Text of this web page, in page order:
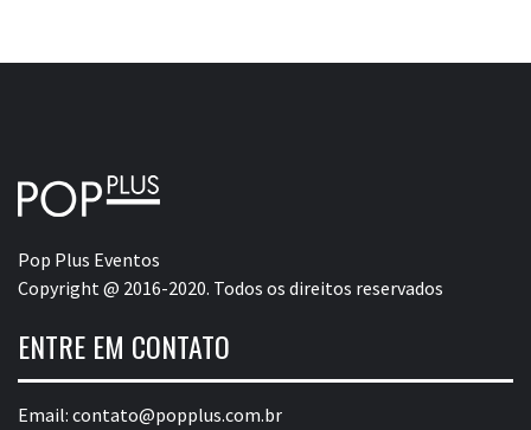
Pop Plus Eventos
Copyright @ 2016-2020. Todos os direitos reservados
ENTRE EM CONTATO
Email: contato@popplus.com.br